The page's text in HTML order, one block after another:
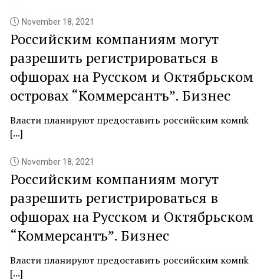
November 18, 2021
Российским компаниям могут
разрешить регистрироваться в
офшорах на Русском и Октябрьском
островах “Коммерсантъ”. Бизнес
Власти планируют предоставить российским компk
[...]
November 18, 2021
Российским компаниям могут
разрешить регистрироваться в
офшорах на Русском и Октябрьском
“Коммерсантъ”. Бизнес
Власти планируют предоставить российским компk
[...]